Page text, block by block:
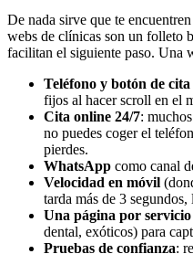
De nada sirve que te
webs de clínicas son un folleto
facilitan el siguiente paso. Una
Teléfono y botón de
fijos al hacer scroll en el
Cita online 24/7:
no puedes coger el
pierdes.
WhatsApp como canal
Velocidad en móvil
tarda más de 3 segundos,
Una página por
dental, exóticos) para
Pruebas de confianza: